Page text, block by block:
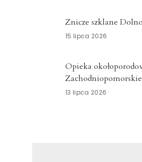
Znicze szklane
15 lipca 2026
Opieka
Zachodniopomorskie
13 lipca 2026